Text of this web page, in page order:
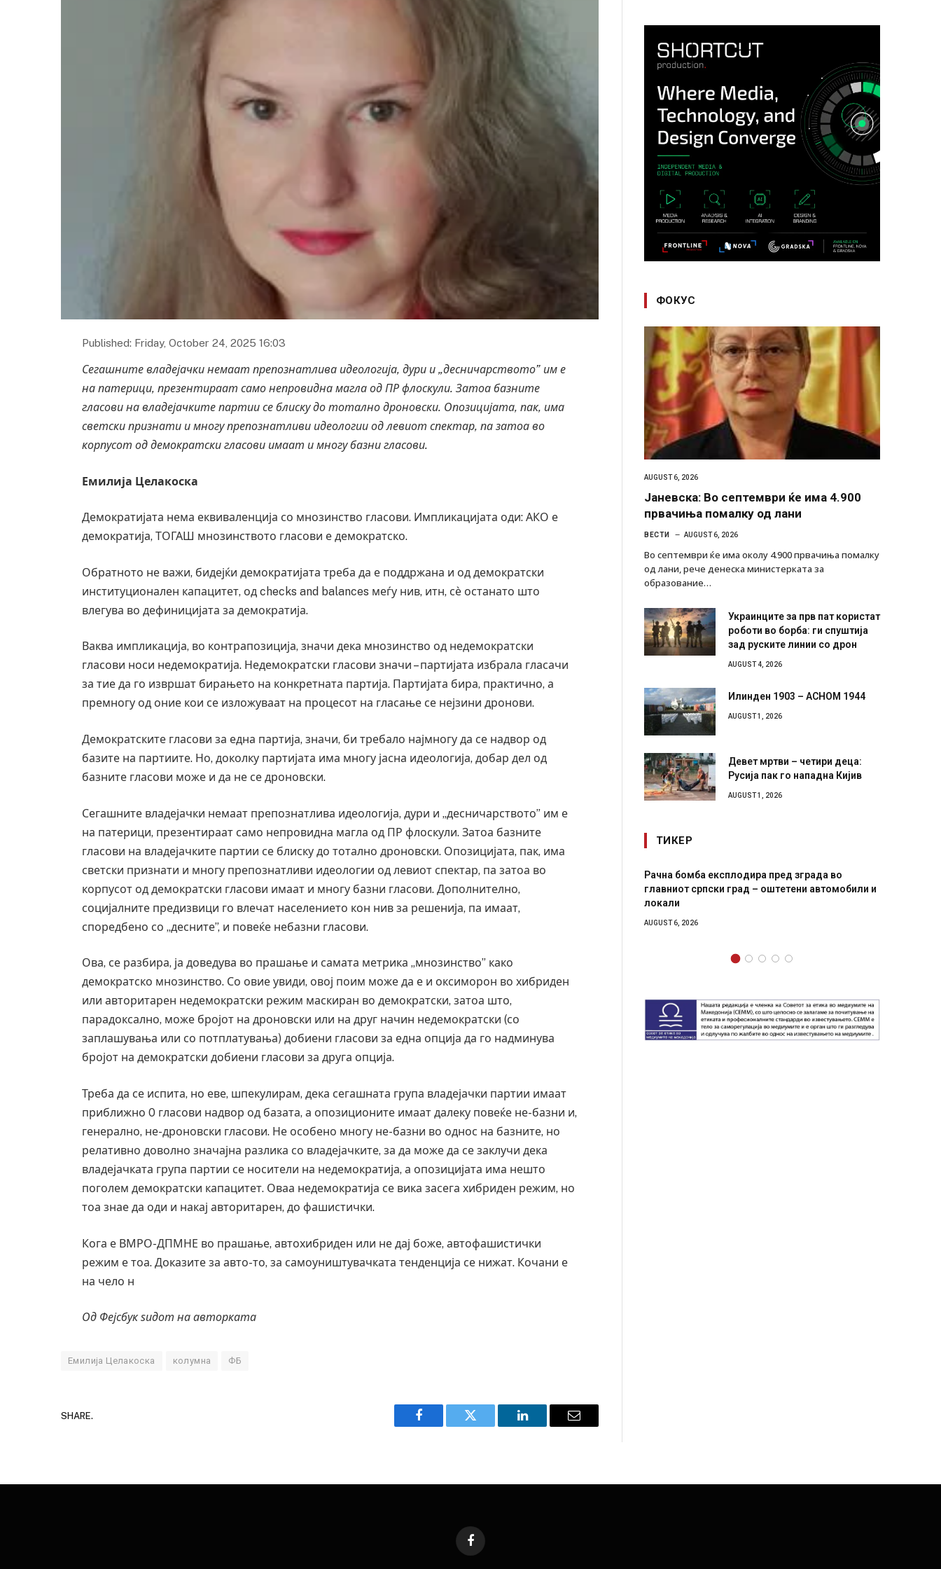
Published: Friday, October 24, 2025 16:03
Сегашните владејачки немаат препознатлива идеологија, дури и „десничарството” им е
на патерици, презентираат само непровидна магла од ПР флоскули. Затоа базните
гласови на владејачките партии се блиску до тотално дроновски. Опозицијата, пак, има
светски признати и многу препознатливи идеологии од левиот спектар, па затоа во
корпусот од демократски гласови имаат и многу базни гласови.
Емилија Целакоска
Демократијата нема еквиваленција со мнозинство гласови. Импликацијата оди: АКО е
демократија, ТОГАШ мнозинството гласови е демократско.
Обратното не важи, бидејќи демократијата треба да е поддржана и од демократски
институционален капацитет, од checks and balances меѓу нив, итн, сѐ останато што
влегува во дефиницијата за демократија.
Ваква импликација, во контрапозиција, значи дека мнозинство од недемократски
гласови носи недемократија. Недемократски гласови значи – партијата избрала гласачи
за тие да го извршат бирањето на конкретната партија. Партијата бира, практично, а
премногу од оние кои се изложуваат на процесот на гласање се нејзини дронови.
Демократските гласови за една партија, значи, би требало најмногу да се надвор од
базите на партиите. Но, доколку партијата има многу јасна идеологија, добар дел од
базните гласови може и да не се дроновски.
Сегашните владејачки немаат препознатлива идеологија, дури и „десничарството” им е
на патерици, презентираат само непровидна магла од ПР флоскули. Затоа базните
гласови на владејачките партии се блиску до тотално дроновски. Опозицијата, пак, има
светски признати и многу препознатливи идеологии од левиот спектар, па затоа во
корпусот од демократски гласови имаат и многу базни гласови. Дополнително,
социјалните предизвици го влечат населението кон нив за решенија, па имаат,
споредбено со „десните”, и повеќе небазни гласови.
Ова, се разбира, ја доведува во прашање и самата метрика „мнозинство” како
демократско мнозинство. Со овие увиди, овој поим може да е и оксиморон во хибриден
или авторитарен недемократски режим маскиран во демократски, затоа што,
парадоксално, може бројот на дроновски или на друг начин недемократски (со
заплашувања или со потплатувања) добиени гласови за една опција да го надминува
бројот на демократски добиени гласови за друга опција.
Треба да се испита, но еве, шпекулирам, дека сегашната група владејачки партии имаат
приближно 0 гласови надвор од базата, а опозиционите имаат далеку повеќе не-базни и,
генерално, не-дроновски гласови. Не особено многу не-базни во однос на базните, но
релативно доволно значајна разлика со владејачките, за да може да се заклучи дека
владејачката група партии се носители на недемократија, а опозицијата има нешто
поголем демократски капацитет. Оваа недемократија се вика засега хибриден режим, но
тоа знае да оди и накај авторитарен, до фашистички.
Кога е ВМРО-ДПМНЕ во прашање, автохибриден или не дај боже, автофашистички
режим е тоа. Доказите за авто-то, за самоуништувачката тенденција се нижат. Кочани е
на чело н
Од Фејсбук ѕидот на авторката
Емилија Целакоска колумна ФБ
SHARE.
Facebook Twitter LinkedIn Email
Јаневска: Во септември ќе има 4.900
првачиња помалку од лани
ВЕСТИ
Во септември ќе има околу 4.900 првачиња помалку
од лани, рече денеска министерката за
образование…
роботи во борба: ги спуштија
зад руските линии со дрон
AUGUST 4, 2026
AUGUST 1, 2026
Русија пак го нападна Кијив
AUGUST 1, 2026
Грција: Горат Парос, Андрос, Калимнос, Крит, …
Рачна бомба експлодира пред зграда во
главниот српски град – оштетени автомобили и
локали
AUGUST 6, 2026
11-месечна воена
AUGUST 4, 2026
Facebook